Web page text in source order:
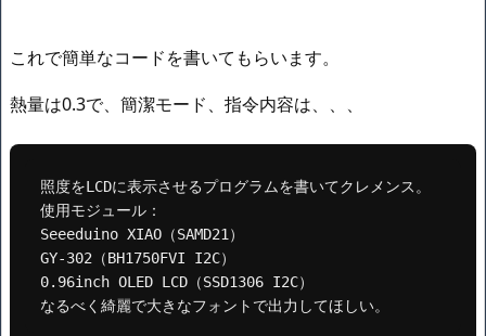
これで簡単なコードを書いてもらいます。
熱量は0.3で、簡潔モード、指令内容は、、、
照度をLCDに表示させるプログラムを書いてクレメンス。
使用モジュール：
Seeeduino XIAO（SAMD21）
GY-302（BH1750FVI I2C）
0.96inch OLED LCD（SSD1306 I2C）
なるべく綺麗で大きなフォントで出力してほしい。